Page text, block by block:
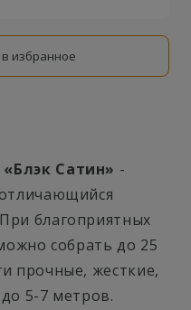
избранное
Сатин» -
благоприятных
собрать до 25
прочные, жесткие,
5-7 метров.